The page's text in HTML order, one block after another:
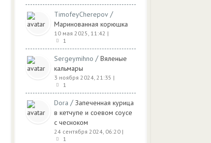
TimofeyCherepov /
Маринованная корюшка
10 мая 2025, 11:42 |
1
Sergeymihno / Вяленые
кальмары
3 ноября 2024, 21:35 |
1
Dora / Запеченная курица
в кетчупе и соевом соусе
с чесноком
24 сентября 2024, 06:20 |
1